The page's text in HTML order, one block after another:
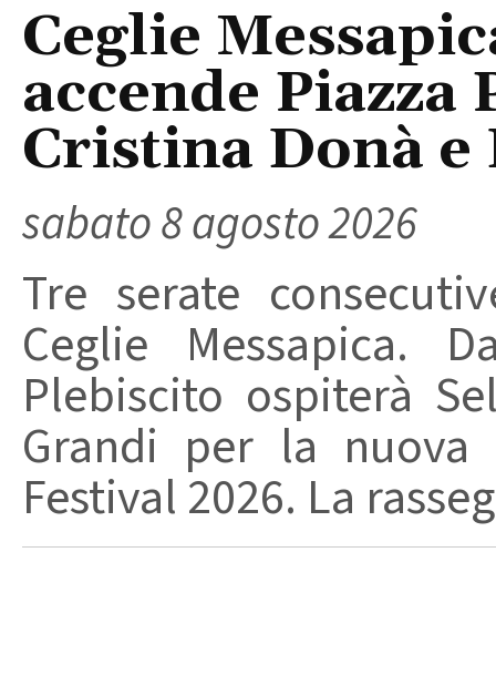
Ceglie
accende
Cristina Donà
sabato 8 agosto 2026
Tre serate
Ceglie Messapica.
Plebiscito ospiterà
Grandi per la
Festival 2026. La